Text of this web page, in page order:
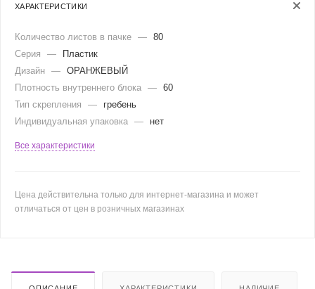
ХАРАКТЕРИСТИКИ
Количество листов в пачке — 80
Серия
—
Пластик
Дизайн — ОРАНЖЕВЫЙ
Плотность внутреннего блока — 60
Тип скрепления
—
гребень
Индивидуальная упаковка — нет
Все характеристики
Цена действительна только для интернет-магазина и может
отличаться от цен в розничных магазинах